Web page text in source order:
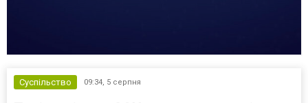
Суспільство 09:34, 5 серпня